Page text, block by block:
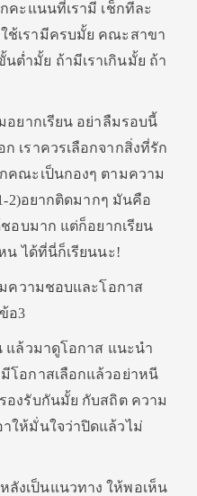
คะแนนที่เรามี เช็กทีละ
ช้เรามีครบมั้ย คณะสาขา
ต่ำมั้ย ถ้ามีเราเกินมั้ย ถ้า
อยากเรียน อย่าลืมรอบนี้
เราควรเลือกจากสิ่งที่รัก
คณะเป็นกองๆ ตามความ
2)อยากติดมากๆ มันคือ
อบมาก แต่ก็อยากเรียน
น ได้ที่นี่ก็เรียนนะ!
มความชอบและโอกาส
อ3
แล้วมาดูโอกาส แนะนำ
โอกาสเลือกแล้วอย่าหนี
องรับกันมั้ย กับสถิต ความ
ให้มั่นใจว่าปิดแล้วไม่
งเป็นแนวทาง ให้พอเห็น